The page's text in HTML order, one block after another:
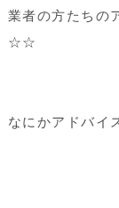
業者の方たちの
☆☆
なにかアドバイ